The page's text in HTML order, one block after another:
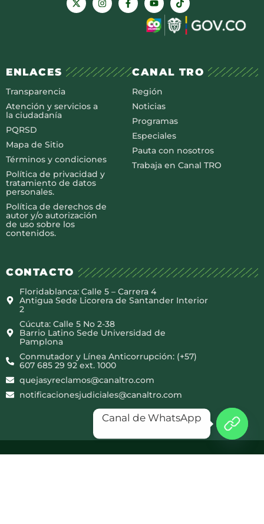
ENLACES
Transparencia
Atención y servicios a
la ciudadanía
PQRSD
Mapa de Sitio
Términos y condiciones
Política de privacidad y
tratamiento de datos
personales.
Política de derechos de
autor y/o autorización
de uso sobre los
contenidos.
CANAL TRO
Región
Noticias
Programas
Especiales
Pauta con nosotros
Trabaja en Canal TRO
CONTACTO
Floridablanca: Calle 5 – Carrera 4
Antigua Sede Licorera de Santander Interior
2
Cúcuta: Calle 5 No 2-38
Barrio Latino Sede Universidad de
Pamplona
Conmutador y Línea Anticorrupción: (+57)
607 685 29 92 ext. 1000
quejasyreclamos@canaltro.com
notificacionesjudiciales@canaltro.com
Canal de WhatsApp